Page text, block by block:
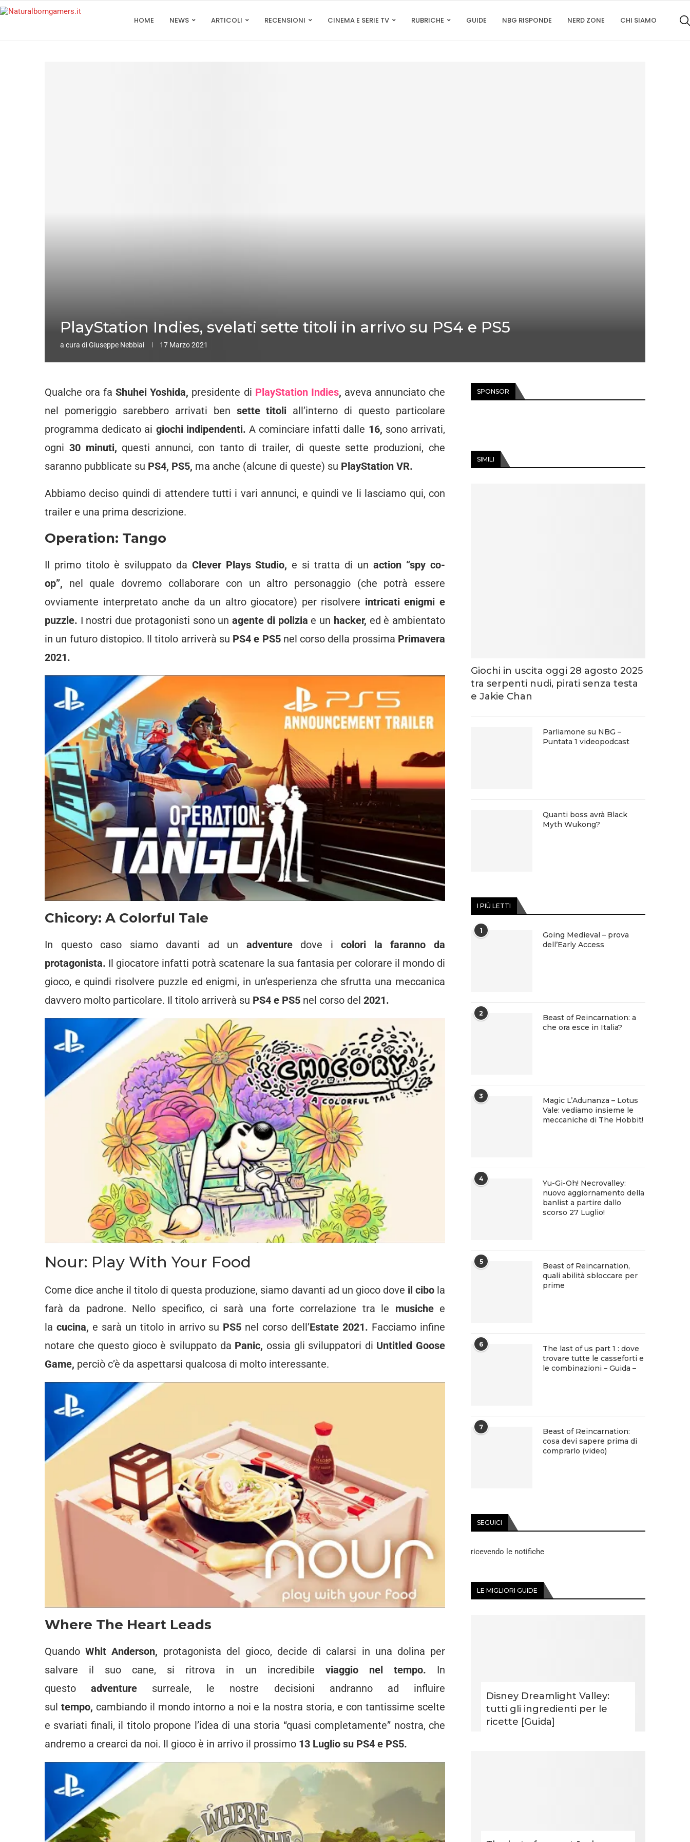
HOME NEWS ARTICOLI RECENSIONI CINEMA E SERIE TV RUBRICHE GUIDE NBG RISPONDE NERD ZONE CHI SIAMO
PlayStation Indies, svelati sette titoli in arrivo su PS4 e PS5
a cura diGiuseppe Nebbiai 17 Marzo 2021
Qualche ora faShuhei Yoshida, presidente di PlayStation Indies, aveva annunciato che
nel pomeriggio sarebbero arrivati ben sette titoli all’interno di questo particolare
programma dedicato ai giochi indipendenti. A cominciare infatti dalle 16, sono arrivati,
ogni 30 minuti, questi annunci, con tanto di trailer, di queste sette produzioni, che
saranno pubblicate su PS4, PS5, ma anche (alcune di queste) su PlayStation VR.
Abbiamo deciso quindi di attendere tutti i vari annunci, e quindi ve li lasciamo qui, con
trailer e una prima descrizione.
Operation: Tango
Il primo titolo è sviluppato da Clever Plays Studio, e si tratta di unaction “spy co-
op”, nel quale dovremo collaborare con un altro personaggio (che potrà essere
ovviamente interpretato anche da un altro giocatore) per risolvere intricati enigmi e
puzzle. I nostri due protagonisti sono unagente di polizia e un hacker, ed è ambientato
in un futuro distopico. Il titolo arriverà su PS4 e PS5 nel corso della prossima Primavera
2021.
Chicory: A Colorful Tale
In questo caso siamo davanti ad un adventure dove icolori la faranno da
protagonista. Il giocatore infatti potrà scatenare la sua fantasia per colorare il mondo di
gioco, e quindi risolvere puzzle ed enigmi, in un’esperienza che sfrutta una meccanica
davvero molto particolare. Il titolo arriverà su PS4 e PS5 nel corso del 2021.
Nour: Play With Your Food
Come dice anche il titolo di questa produzione, siamo davanti ad un gioco dove il cibo la
farà da padrone. Nello specifico, ci sarà una forte correlazione tra le musiche e
la cucina, e sarà un titolo in arrivo su PS5 nel corso dell’Estate 2021. Facciamo infine
notare che questo gioco è sviluppato da Panic, ossia gli sviluppatori di Untitled Goose
Game, perciò c’è da aspettarsi qualcosa di molto interessante.
Where The Heart Leads
QuandoWhit Anderson, protagonista del gioco, decide di calarsi in una dolina per
salvare il suo cane, si ritrova in un incredibile viaggio nel tempo. In
questoadventure surreale, le nostre decisioni andranno ad influire
sul tempo, cambiando il mondo intorno a noi e la nostra storia, e con tantissime scelte
e svariati finali, il titolo propone l’idea di una storia “quasi completamente” nostra, che
andremo a crearci da noi. Il gioco è in arrivo il prossimo 13 Luglio su PS4 e PS5.
SPONSOR
SIMILI
Giochi in uscita oggi 28 agosto 2025
tra serpenti nudi, pirati senza testa
e Jakie Chan
Parliamone su NBG –
Puntata 1 videopodcast
Quanti boss avrà Black
Myth Wukong?
I PIÙ LETTI
1
Going Medieval – prova
dell’Early Access
2
Beast of Reincarnation: a
che ora esce in Italia?
3
Magic L’Adunanza – Lotus
Vale: vediamo insieme le
meccaniche di The Hobbit!
4
Yu-Gi-Oh! Necrovalley:
nuovo aggiornamento della
banlist a partire dallo
scorso 27 Luglio!
5
Beast of Reincarnation,
quali abilità sbloccare per
prime
6
The last of us part 1 : dove
trovare tutte le casseforti e
le combinazioni – Guida –
7
Beast of Reincarnation:
cosa devi sapere prima di
comprarlo (video)
SEGUICI
ricevendo le notifiche
LE MIGLIORI GUIDE
Disney Dreamlight Valley:
tutti gli ingredienti per le
ricette [Guida]